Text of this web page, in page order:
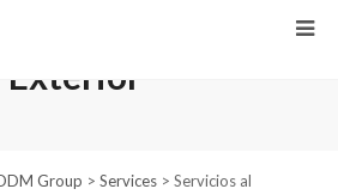
Exterior
Group > Services > Servicios al